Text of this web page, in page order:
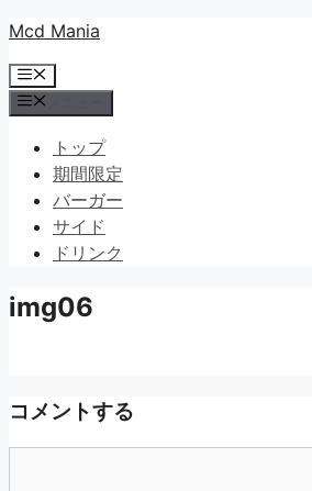
コ
テ
ン
Mcd Mania
メ
ニ
ュ
トップ
期間限定
バーガー
サイド
ドリンク
img06
コメントする